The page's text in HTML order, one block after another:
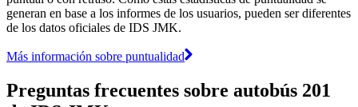
generan en base a los informes de los usuarios, pueden ser diferentes
de los datos oficiales de IDS JMK.
Más información sobre puntualidad
Preguntas frecuentes sobre autobús 201